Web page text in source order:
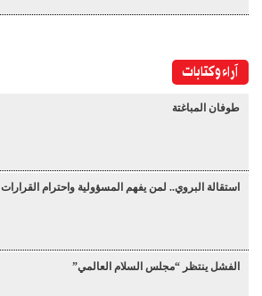
آراء وكتابات
طوفان المباغتة
استقالة البروي.. لمن يفهم المسؤولية واحترام القرارات
الفشل ينتظر “مجلس السلام العالمي”